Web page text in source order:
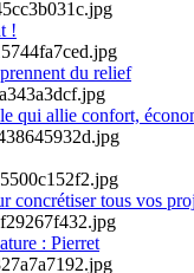
!
du relief
qui allie confort,
concrétiser tous vos
: Pierret